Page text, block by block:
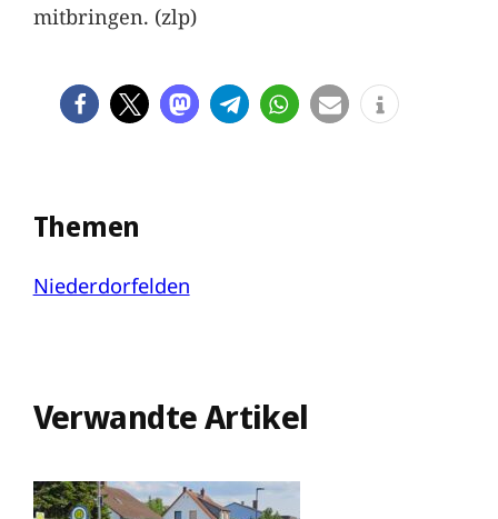
mitbringen. (zlp)
Themen
Niederdorfelden
Verwandte Artikel